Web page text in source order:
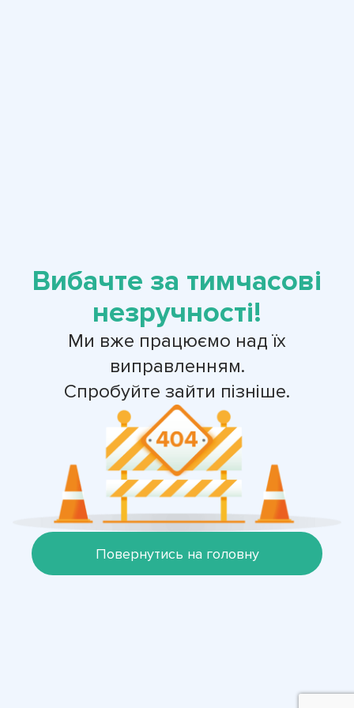
Вибачте за тимчасові
незручності!
Ми вже працюємо над їх
виправленням.
Спробуйте зайти пізніше.
Повернутись на головну